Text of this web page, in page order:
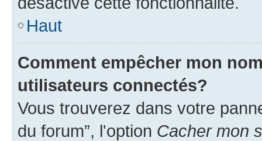
Haut
Comment empêcher mon
utilisateurs connectés?
Vous trouverez dans votre
du forum”, l'option Cacher mon